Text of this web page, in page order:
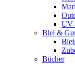
Blei &
Bücher